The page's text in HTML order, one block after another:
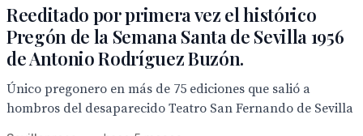
Reeditado por primera vez el histórico
Pregón de la Semana Santa de Sevilla 1956
de Antonio Rodríguez Buzón.
Único pregonero en más de 75 ediciones que salió a
hombros del desaparecido Teatro San Fernando de Sevilla